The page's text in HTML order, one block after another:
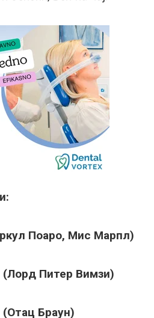
Поаро, Мис Марпл)
(Лорд Питер Вимзи)
(Отац Браун)